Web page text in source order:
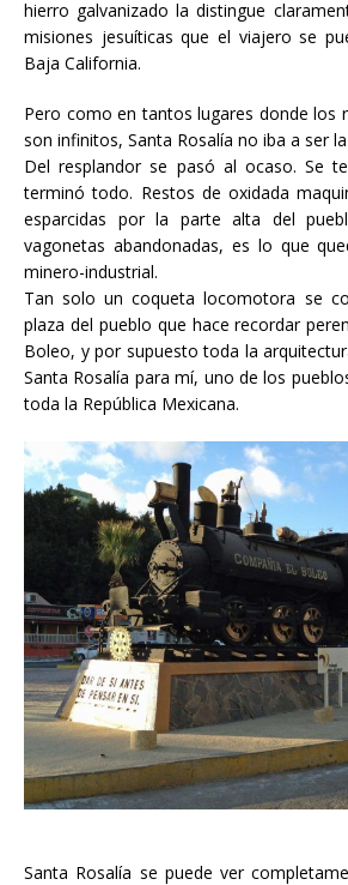
hierro galvanizado la distingue
misiones jesuíticas que el viajero se
Baja California.
Pero como en tantos lugares donde los
son infinitos, Santa Rosalía no iba a ser
Del resplandor se pasó al ocaso. Se
terminó todo. Restos de oxidada
esparcidas por la parte alta del
vagonetas abandonadas, es lo que
minero-industrial.
Tan solo un coqueta locomotora se
plaza del pueblo que hace recordar
Boleo, y por supuesto toda la
Santa Rosalía para mí, uno de los
toda la República Mexicana.
Santa Rosalía se puede ver